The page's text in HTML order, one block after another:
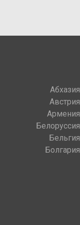
Абхазия
Австрия
Армения
Белоруссия
Бельгия
Болгария